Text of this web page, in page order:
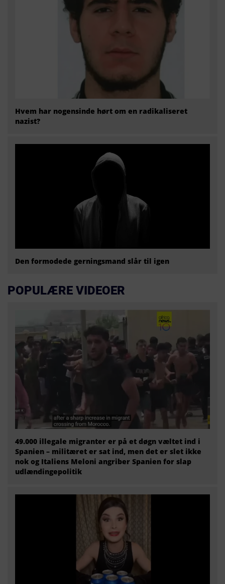
Hvem har nogensinde hørt om en radikaliseret
nazist?
Den formodede gerningsmand slår til igen
POPULÆRE VIDEOER
49.000 illegale migranter er på et døgn væltet ind i
Spanien – militæret er sat ind, men det er slet ikke
nok og Italiens Meloni angriber Spanien for slap
udlændingepolitik